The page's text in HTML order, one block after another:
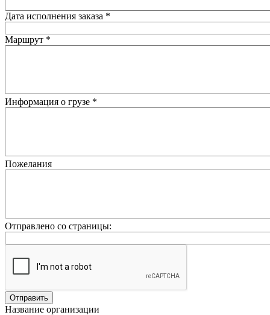
Дата исполнения заказа *
Маршрут *
Информация о грузе *
Пожелания
Отправлено со страницы:
Название организации